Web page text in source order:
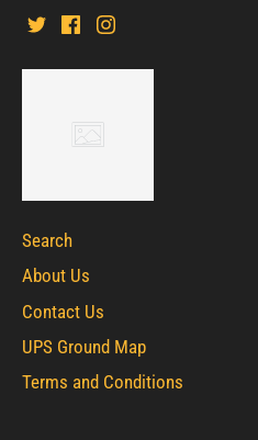
Search
About Us
Contact Us
UPS Ground Map
Terms and Conditions